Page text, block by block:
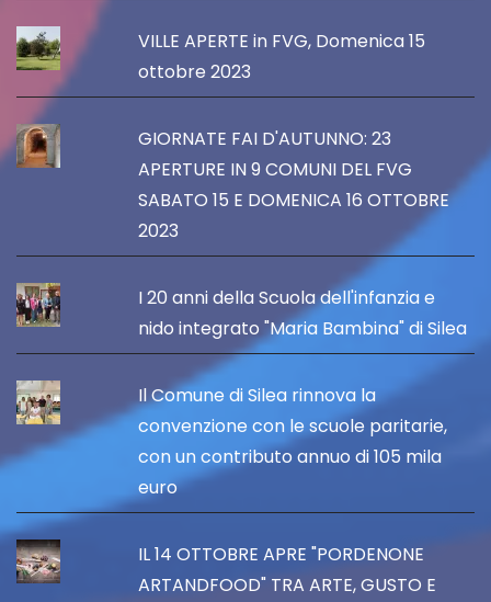
VILLE APERTE in FVG, Domenica 15
ottobre 2023
GIORNATE FAI D'AUTUNNO: 23
APERTURE IN 9 COMUNI DEL FVG
SABATO 15 E DOMENICA 16 OTTOBRE
2023
I 20 anni della Scuola dell'infanzia e
nido integrato "Maria Bambina" di Silea
Il Comune di Silea rinnova la
convenzione con le scuole paritarie,
con un contributo annuo di 105 mila
euro
IL 14 OTTOBRE APRE "PORDENONE
ARTANDFOOD" TRA ARTE, GUSTO E